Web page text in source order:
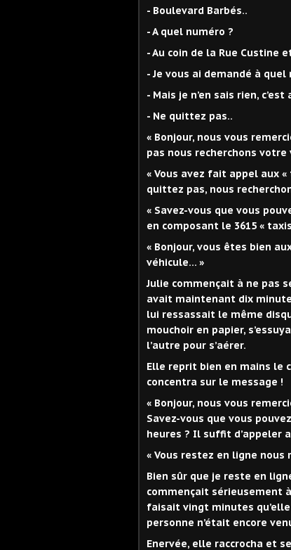
- Boulevard Barbés..
- A quel numéro ?
- Au coin de la Rue Custine
- Je vous ai demandé à quel
- Mais je n’en sais rien,
- Ne quittez pas..
« Bonjour, nous vous
pas nous recherchons votre
« Vous avez fait appel aux
quittez pas, nous
« Savez-vous que vous
en composant le 3615 «
« Bonjour, vous êtes bien
véhicule… »
Julie commençait à ne pas
avait maintenant dix
lui ressassait le même
mouchoir en papier,
l’autre pour s’aérer.
Elle reprit bien en mains le
concentra sur le message !
« Bonjour, nous vous
Savez-vous que vous
heures ? Il suffit d’appeler
« Vous restez en ligne
Bien sûr que je reste en
commençait sérieusement
faisait vingt minutes
personne n’était encore
Enervée, elle raccrocha et